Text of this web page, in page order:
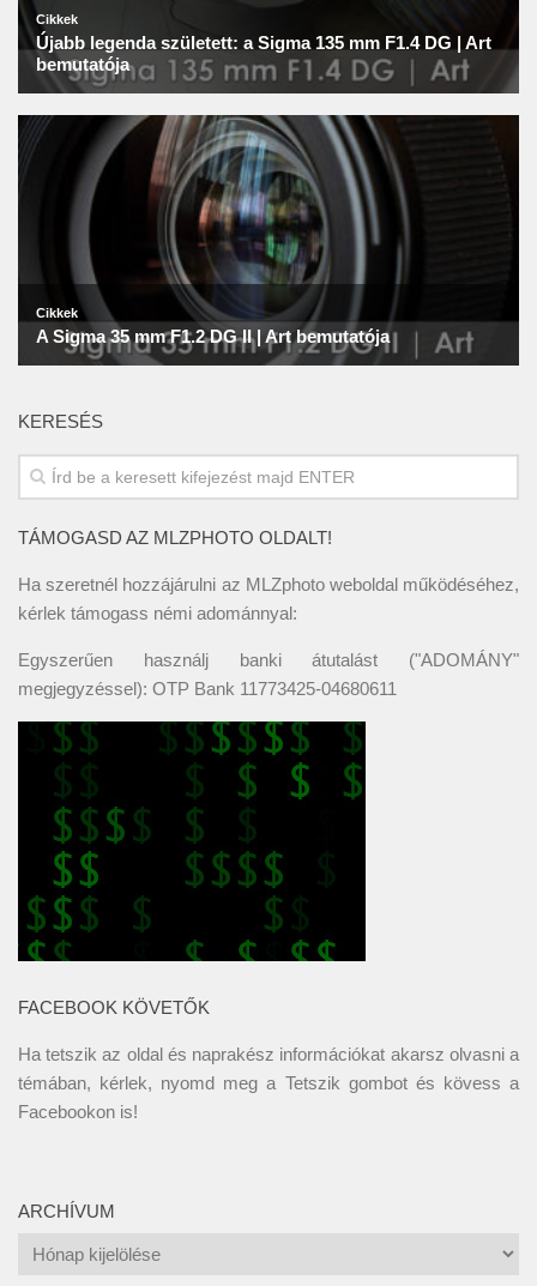
KERESÉS
TÁMOGASD AZ MLZPHOTO OLDALT!
Ha szeretnél hozzájárulni az MLZphoto weboldal működéséhez,
kérlek támogass némi adománnyal:
Egyszerűen használj banki átutalást ("ADOMÁNY"
megjegyzéssel): OTP Bank 11773425-04680611
FACEBOOK KÖVETŐK
Ha tetszik az oldal és naprakész információkat akarsz olvasni a
témában, kérlek, nyomd meg a Tetszik gombot és kövess a
Facebookon is!
ARCHÍVUM
Archívum